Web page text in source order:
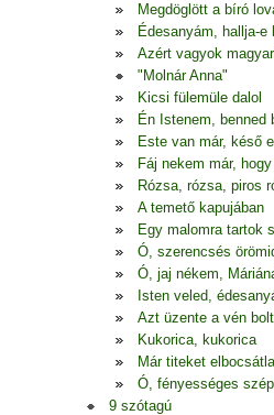
Megdöglött a bíró
Édesanyám, hallja-e
Azért vagyok
"Molnár Anna"
Kicsi fülemüle dalol
Én Istenem, benned
Este van már, késő
Fáj nekem már,
Rózsa, rózsa, piros
A temető kapujában
Egy malomra tartok
Ó, szerencsés
Ó, jaj nékem,
Isten veled,
Azt üzente a vén
Kukorica, kukorica
Már titeket
Ó, fényességes
9 szótagú